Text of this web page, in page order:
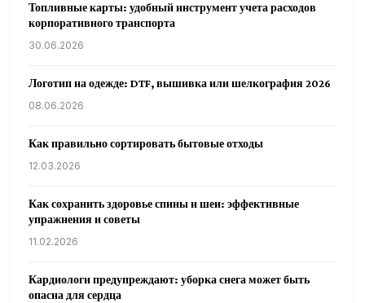
Топливные карты: удобный инструмент учета расходов
корпоративного транспорта
30.06.2026
Логотип на одежде: DTF, вышивка или шелкография 2026
08.06.2026
Как правильно сортировать бытовые отходы
12.03.2026
Как сохранить здоровье спины и шеи: эффективные
упражнения и советы
11.02.2026
Кардиологи предупреждают: уборка снега может быть
опасна для сердца